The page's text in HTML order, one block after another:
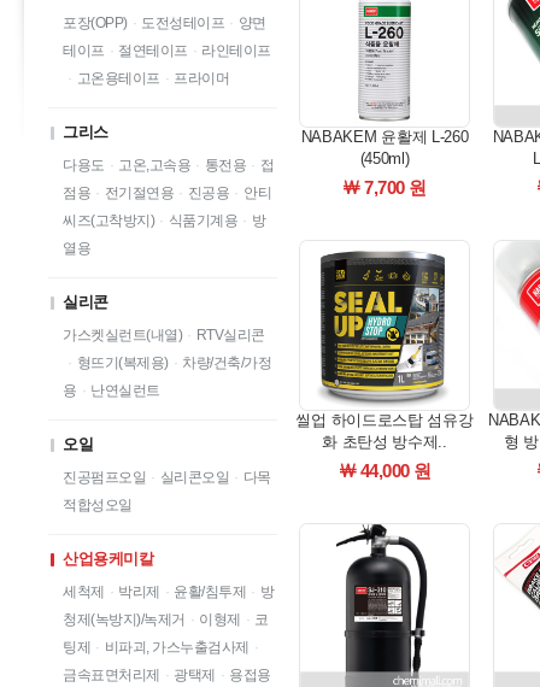
포장(OPP) · 도전성테이프 · 양면
테이프 · 절연테이프 · 라인테이프
· 고온용테이프 · 프라이머
그리스
다용도 · 고온,고속용 · 통전용 · 접
점용 · 전기절연용 · 진공용 · 안티
씨즈(고착방지) · 식품기계용 · 방
열용
실리콘
가스켓실런트(내열) · RTV실리콘
· 형뜨기(복제용) · 차량/건축/가정
용 · 난연실런트
오일
진공펌프오일 · 실리콘오일 · 다목
적합성오일
산업용케미칼
세척제 · 박리제 · 윤활/침투제 · 방
청제(녹방지)/녹제거 · 이형제 · 코
팅제 · 비파괴, 가스누출검사제
·
금속표면처리제
· 광택제 · 용접용
NABAKEM 윤활제 L-260
(450ml)
￦ 7,700 원
씰업 하이드로스탑 섬유강
화 초탄성 방수제..
￦ 44,000 원
형